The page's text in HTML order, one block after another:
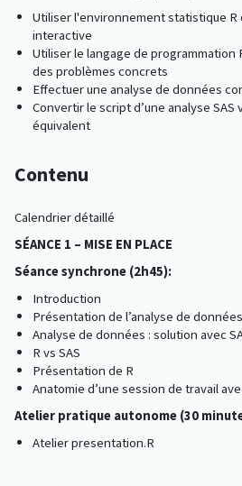
Utiliser l'environnement statistique R
interactive
Utiliser le langage de programmation
des problèmes concrets
Effectuer une analyse de données
Convertir le script d’une analyse SAS
équivalent
Contenu
Calendrier détaillé
SÉANCE 1 – MISE EN PLACE
Séance synchrone (2h45):
Introduction
Présentation de l’analyse de données
Analyse de données : solution avec
R vs SAS
Présentation de R
Anatomie d’une session de travail
Atelier pratique autonome (30
Atelier presentation.R